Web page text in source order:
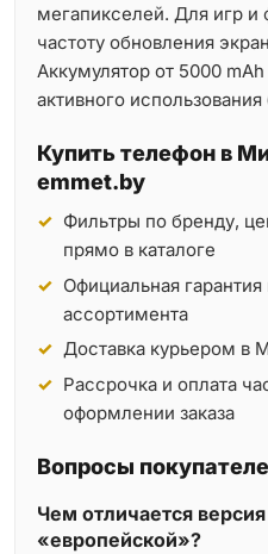
мегапикселей. Для игр и
частоту обновления
Аккумулятор от 5000
активного
Купить телефон в
emmet.by
Фильтры по бренду,
прямо в каталоге
Официальная гарантия
ассортимента
Доставка курьером в
Рассрочка и оплата
оформлении заказа
Вопросы
Чем отличается
«европейской»?